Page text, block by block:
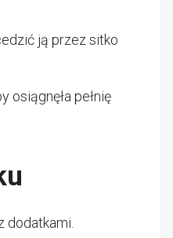
ją przez sitko
osiągnęła pełnię